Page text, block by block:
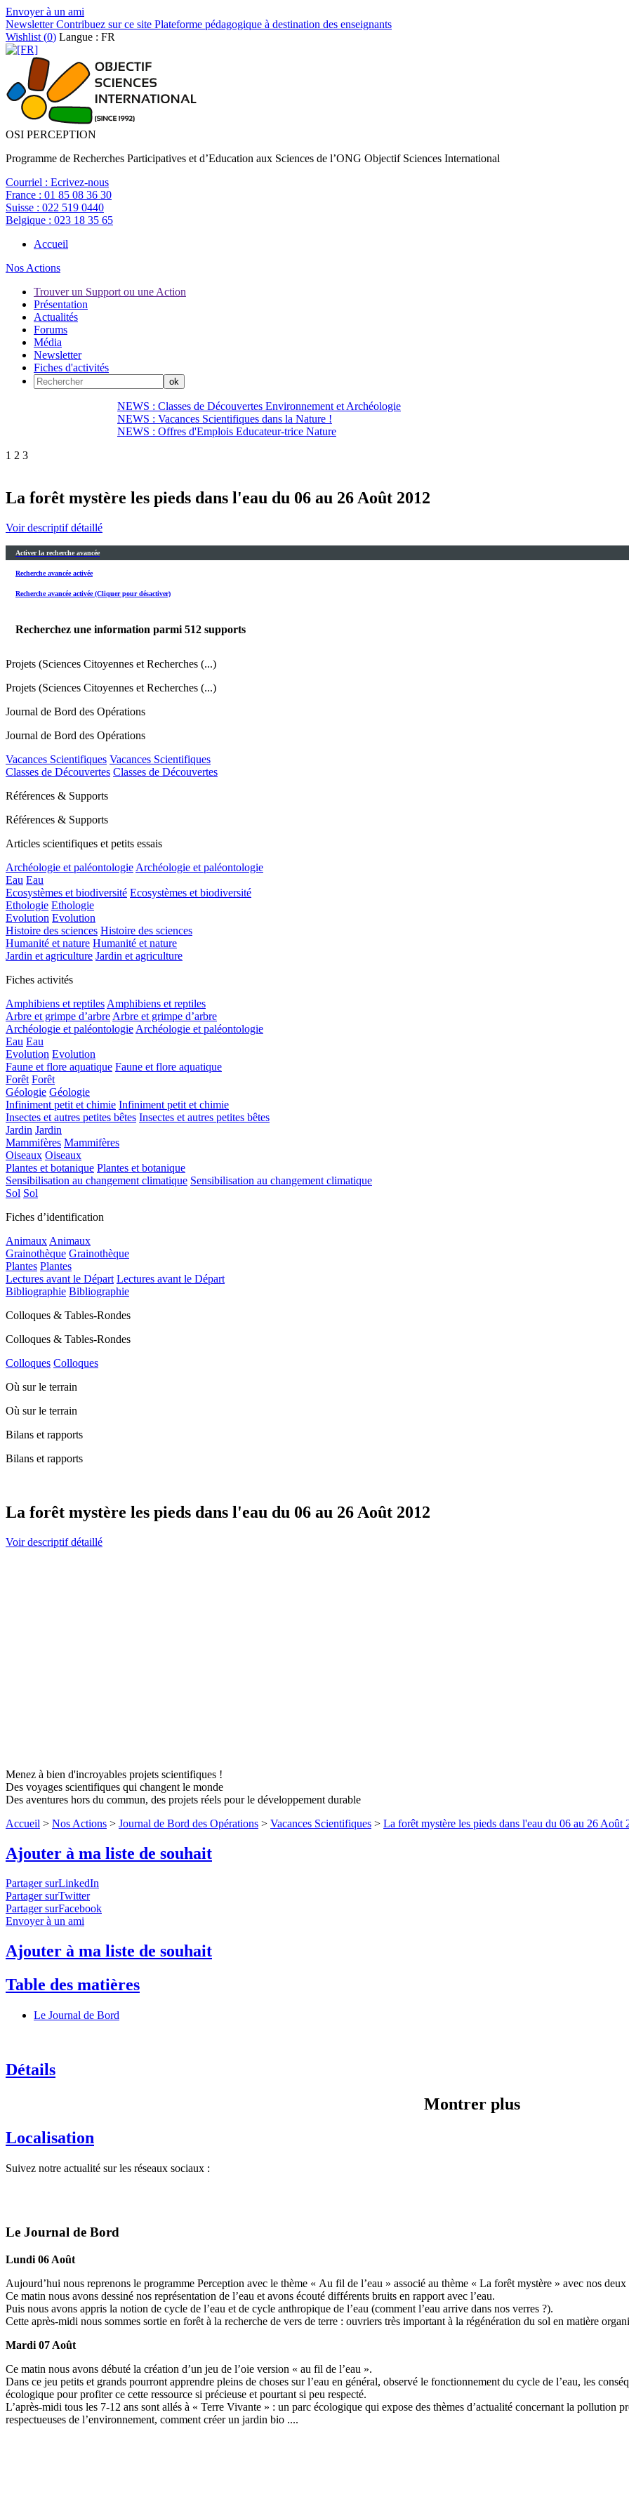
Envoyer à un ami
NewsletterContribuez sur ce site Plateforme pédagogique à destination des enseignants
Wishlist (0) Langue : FR
OSI PERCEPTION
Programme de Recherches Participatives et d’Education aux Sciences de l’ONG Objectif Sciences International
Courriel : Ecrivez-nous
France : 01 85 08 36 30
Suisse : 022 519 0440
Belgique : 023 18 35 65
Accueil
Nos Actions
Trouver un Support ou une Action
Présentation
Actualités
Forums
Média
Newsletter
Fiches d'activités
NEWS : Classes de Découvertes Environnement et Archéologie
NEWS : Vacances Scientifiques dans la Nature !
NEWS : Offres d'Emplois Educateur-trice Nature
1 2 3
La forêt mystère les pieds dans l'eau du 06 au 26 Août 2012
Voir descriptif détaillé
Activer la recherche avancée
Recherche avancée activée
Recherche avancée activée (Cliquer pour désactiver)
Recherchez une information parmi 512 supports
Projets (Sciences Citoyennes et Recherches (...)
Projets (Sciences Citoyennes et Recherches (...)
Journal de Bord des Opérations
Journal de Bord des Opérations
Vacances Scientifiques Vacances Scientifiques
Classes de Découvertes Classes de Découvertes
Références & Supports
Références & Supports
Articles scientifiques et petits essais
Archéologie et paléontologie Archéologie et paléontologie
Eau Eau
Ecosystèmes et biodiversité Ecosystèmes et biodiversité
Ethologie Ethologie
Evolution Evolution
Histoire des sciences Histoire des sciences
Humanité et nature Humanité et nature
Jardin et agriculture Jardin et agriculture
Fiches activités
Amphibiens et reptiles Amphibiens et reptiles
Arbre et grimpe d’arbre Arbre et grimpe d’arbre
Archéologie et paléontologie Archéologie et paléontologie
Eau Eau
Evolution Evolution
Faune et flore aquatique Faune et flore aquatique
Forêt Forêt
Géologie Géologie
Infiniment petit et chimie Infiniment petit et chimie
Insectes et autres petites bêtes Insectes et autres petites bêtes
Jardin Jardin
Mammifères Mammifères
Oiseaux Oiseaux
Plantes et botanique Plantes et botanique
Sensibilisation au changement climatique Sensibilisation au changement climatique
Sol Sol
Fiches d’identification
Animaux Animaux
Grainothèque Grainothèque
Plantes Plantes
Lectures avant le Départ Lectures avant le Départ
Bibliographie Bibliographie
Colloques & Tables-Rondes
Colloques & Tables-Rondes
Colloques Colloques
Où sur le terrain
Où sur le terrain
Bilans et rapports
Bilans et rapports
La forêt mystère les pieds dans l'eau du 06 au 26 Août 2012
Voir descriptif détaillé
Menez à bien d'incroyables projets scientifiques !
Des voyages scientifiques qui changent le monde
Des aventures hors du commun, des projets réels pour le développement durable
Accueil > Nos Actions > Journal de Bord des Opérations > Vacances Scientifiques > La forêt mystère les pieds dans l'eau du 06 au 26 Août
Ajouter à ma liste de souhait
Partager surLinkedIn
Partager surTwitter
Partager surFacebook
Envoyer à un ami
Ajouter à ma liste de souhait
Table des matières
Le Journal de Bord
Détails
Montrer plus
Localisation
Suivez notre actualité sur les réseaux sociaux :
Le Journal de Bord
Lundi 06 Août
Aujourd’hui nous reprenons le programme Perception avec le thème « Au fil de l’eau » associé au thème « La forêt mystère » avec nos
Ce matin nous avons dessiné nos représentation de l’eau et avons écouté différents bruits en rapport avec l’eau.
Puis nous avons appris la notion de cycle de l’eau et de cycle anthropique de l’eau (comment l’eau arrive dans nos verres ?).
Cette après-midi nous sommes sortie en forêt à la recherche de vers de terre : ouvriers très important à la régénération du sol en matière
Mardi 07 Août
Ce matin nous avons débuté la création d’un jeu de l’oie version « au fil de l’eau ».
Dans ce jeu petits et grands pourront apprendre pleins de choses sur l’eau en général, observé le fonctionnement du cycle de l’eau, les
écologique pour profiter ce cette ressource si précieuse et pourtant si peu respecté.
L’après-midi tous les 7-12 ans sont allés à « Terre Vivante » : un parc écologique qui expose des thèmes d’actualité concernant la pollution
respectueuses de l’environnement, comment créer un jardin bio ....